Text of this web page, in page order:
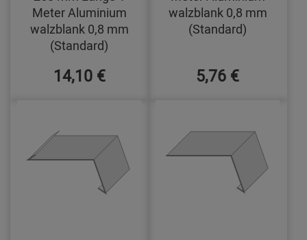
Meter Aluminium
walzblank 0,8 mm
(Standard)
14,10 €
walzblank 0,8 mm
(Standard)
5,76 €